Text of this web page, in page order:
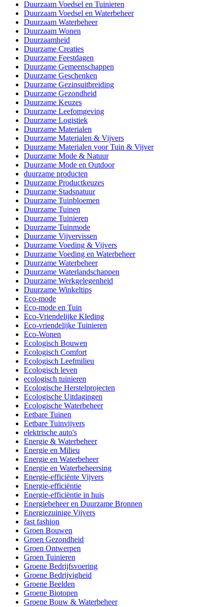
Duurzaam Voedsel en Tuinieren
Duurzaam Voedsel en Waterbeheer
Duurzaam Waterbeheer
Duurzaam Wonen
Duurzaamheid
Duurzame Creaties
Duurzame Feestdagen
Duurzame Gemeenschappen
Duurzame Geschenken
Duurzame Gezinsuitbreiding
Duurzame Gezondheid
Duurzame Keuzes
Duurzame Leefomgeving
Duurzame Logistiek
Duurzame Materialen
Duurzame Materialen & Vijvers
Duurzame Materialen voor Tuin & Vijver
Duurzame Mode & Natuur
Duurzame Mode en Outdoor
duurzame producten
Duurzame Productkeuzes
Duurzame Stadsnatuur
Duurzame Tuinbloemen
Duurzame Tuinen
Duurzame Tuinieren
Duurzame Tuinmode
Duurzame Vijvervissen
Duurzame Voeding & Vijvers
Duurzame Voeding en Waterbeheer
Duurzame Waterbeheer
Duurzame Waterlandschappen
Duurzame Werkgelegenheid
Duurzame Winkeltips
Eco-mode
Eco-mode en Tuin
Eco-Vriendelijke Kleding
Eco-vriendelijke Tuinieren
Eco-Wonen
Ecologisch Bouwen
Ecologisch Comfort
Ecologisch Leefmilieu
Ecologisch leven
ecologisch tuinieren
Ecologische Herstelprojecten
Ecologische Uitdagingen
Ecologische Waterbeheer
Eetbare Tuinen
Eetbare Tuinvijvers
elektrische auto's
Energie & Waterbeheer
Energie en Milieu
Energie en Waterbeheer
Energie en Waterbeheersing
Energie-efficiënte Vijvers
Energie-efficiëntie
Energie-efficiëntie in huis
Energiebeheer en Duurzame Bronnen
Energiezuinige Vijvers
fast fashion
Groen Bouwen
Groen Gezondheid
Groen Ontwerpen
Groen Tuinieren
Groene Bedrijfsvoering
Groene Bedrijvigheid
Groene Beelden
Groene Biotopen
Groene Bouw & Waterbeheer